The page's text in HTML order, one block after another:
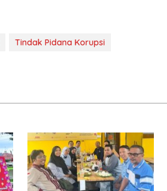
Tindak Pidana Korupsi